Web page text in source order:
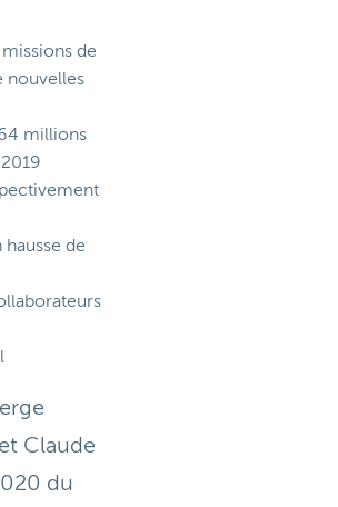
de
nouvelles
millions
de
Claude
du